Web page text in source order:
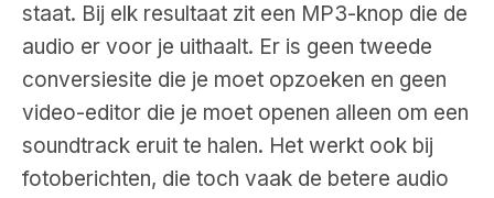
staat. Bij elk resultaat zit een MP3-knop die de
audio er voor je uithaalt. Er is geen tweede
conversiesite die je moet opzoeken en geen
video-editor die je moet openen alleen om een
soundtrack eruit te halen. Het werkt ook bij
fotoberichten, die toch vaak de betere audio